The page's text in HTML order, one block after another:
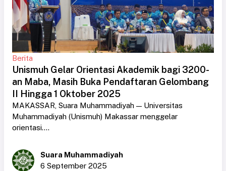
Berita
Unismuh Gelar Orientasi Akademik bagi 3200-
an Maba, Masih Buka Pendaftaran Gelombang
II Hingga 1 Oktober 2025
MAKASSAR, Suara Muhammadiyah — Universitas
Muhammadiyah (Unismuh) Makassar menggelar
orientasi....
Suara Muhammadiyah
6 September 2025